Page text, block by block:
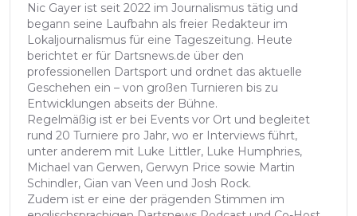
Nic Gayer ist seit 2022 im Journalismus tätig und
begann seine Laufbahn als freier Redakteur im
Lokaljournalismus für eine Tageszeitung. Heute
berichtet er für Dartsnews.de über den
professionellen Dartsport und ordnet das aktuelle
Geschehen ein – von großen Turnieren bis zu
Entwicklungen abseits der Bühne.
Regelmäßig ist er bei Events vor Ort und begleitet
rund 20 Turniere pro Jahr, wo er Interviews führt,
unter anderem mit Luke Littler, Luke Humphries,
Michael van Gerwen, Gerwyn Price sowie Martin
Schindler, Gian van Veen und Josh Rock.
Zudem ist er eine der prägenden Stimmen im